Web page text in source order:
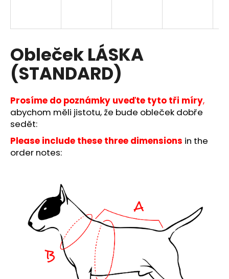
Obleček LÁSKA
(STANDARD)
Prosíme do poznámky uveďte tyto tři míry,
abychom měli jistotu, že bude obleček dobře
sedět:
Please include these three dimensions in the
order notes:
j
t
?
HLEDAT